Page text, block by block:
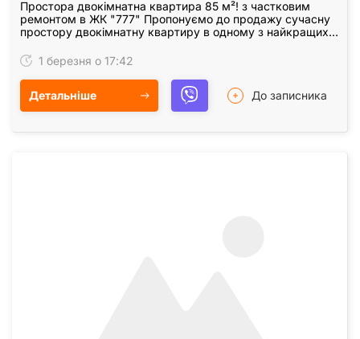
Простора двокімнатна квартира 85 м²! з частковим
ремонтом в ЖК "777" Пропонуємо до продажу сучасну
простору двокімнатну квартиру в одному з найкращих
1 березня о 17:42
Детальніше До записника